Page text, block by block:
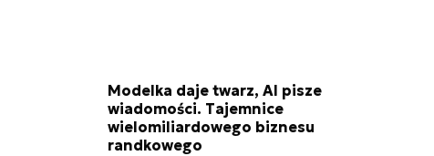
Modelka daje twarz, AI pisze
wiadomości. Tajemnice
wielomiliardowego biznesu
randkowego